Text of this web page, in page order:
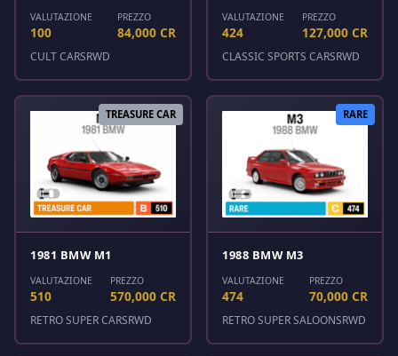
VALUTAZIONE
100
PREZZO
84,000 CR
CULT CARSRWD
VALUTAZIONE
424
PREZZO
127,000 CR
CLASSIC SPORTS CARSRWD
TREASURE CAR
1981 BMW M1
VALUTAZIONE
510
PREZZO
570,000 CR
RETRO SUPER CARSRWD
RARE
1988 BMW M3
VALUTAZIONE
474
PREZZO
70,000 CR
RETRO SUPER SALOONSRWD